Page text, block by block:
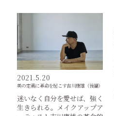
2021.5.20
美の定義に革命を起こす吉川康雄（後編）
迷いなく自分を愛せば、強く
生きられる。メイクアップア